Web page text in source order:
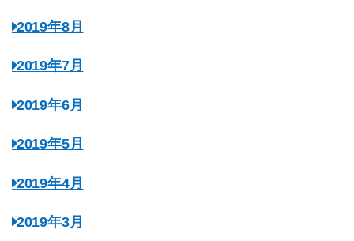
2019年8月
2019年7月
2019年6月
2019年5月
2019年4月
2019年3月